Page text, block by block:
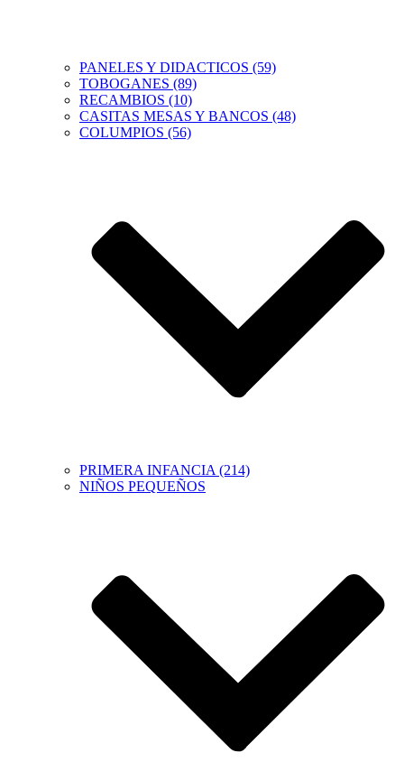
PANELES Y DIDACTICOS (59)
TOBOGANES (89)
RECAMBIOS (10)
CASITAS MESAS Y BANCOS (48)
COLUMPIOS (56)
PRIMERA INFANCIA (214)
NIÑOS PEQUEÑOS